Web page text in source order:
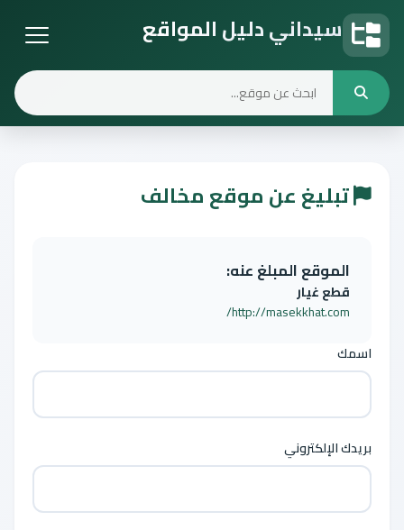
سيداني دليل المواقع
تبليغ عن موقع مخالف
الموقع المبلغ عنه:
قطع غيار
http://masekkhat.com/
اسمك
بريدك الإلكتروني